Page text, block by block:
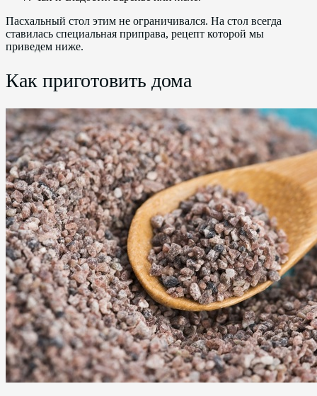
Пасхальный стол этим не ограничивался. На стол всегда
ставилась специальная приправа, рецепт которой мы
приведем ниже.
Как приготовить дома